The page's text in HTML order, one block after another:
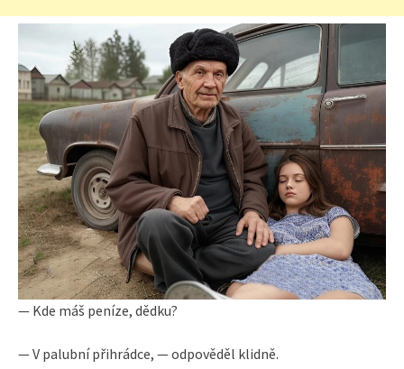
— Kde máš peníze, dědku?
— V palubní přihrádce, — odpověděl klidně.